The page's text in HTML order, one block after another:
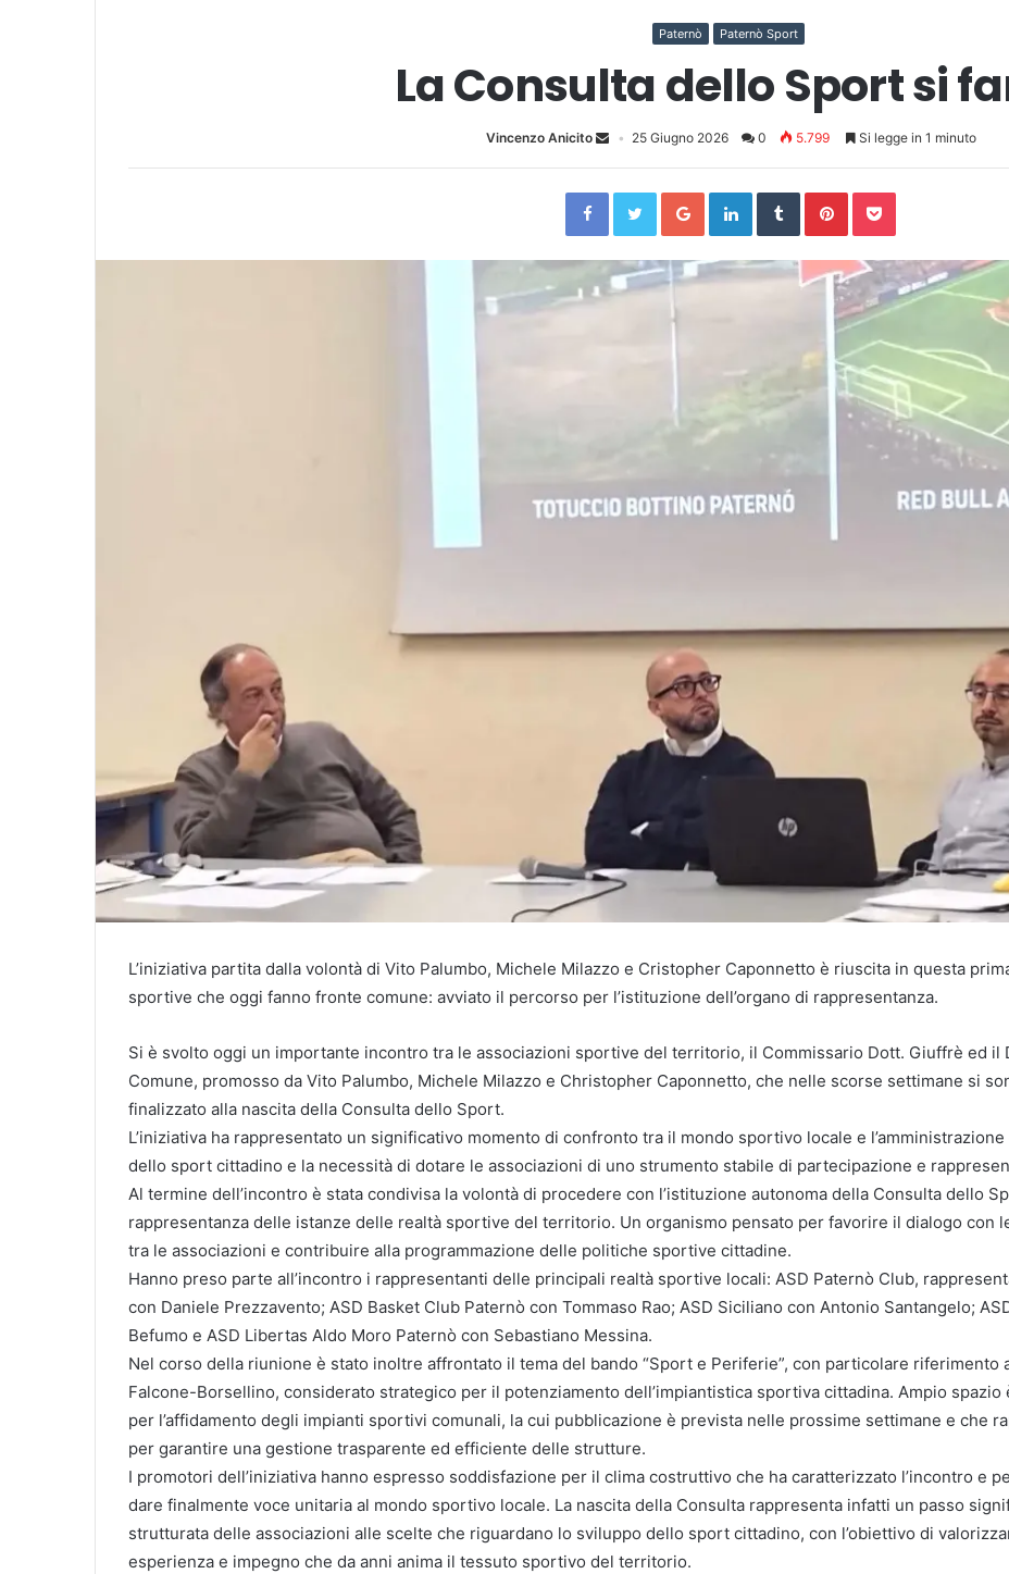
Paternò Paternò Sport
La Consulta dello Sport si
Vincenzo Anicito 25 Giugno 2026 0 5.799 Si legge in 1 minuto
FacebookTwitterGoogle+LinkedInTumblrPinterestPocket
L’iniziativa partita dalla volontà di Vito Palumbo, Michele Milazzo e Cristopher Caponnetto è riuscita in questa
sportive che oggi fanno fronte comune: avviato il percorso per l’istituzione dell’organo di rappresentanza.
Si è svolto oggi un importante incontro tra le associazioni sportive del territorio, il Commissario Dott. Giuffrè ed
Comune, promosso da Vito Palumbo, Michele Milazzo e Christopher Caponnetto, che nelle scorse settimane si
finalizzato alla nascita della Consulta dello Sport.
L’iniziativa ha rappresentato un significativo momento di confronto tra il mondo sportivo locale e
dello sport cittadino e la necessità di dotare le associazioni di uno strumento stabile di partecipazione e
Al termine dell’incontro è stata condivisa la volontà di procedere con l’istituzione autonoma della Consulta dello
rappresentanza delle istanze delle realtà sportive del territorio. Un organismo pensato per favorire il dialogo con
tra le associazioni e contribuire alla programmazione delle politiche sportive cittadine.
Hanno preso parte all’incontro i rappresentanti delle principali realtà sportive locali: ASD Paternò Club,
con Daniele Prezzavento; ASD Basket Club Paternò con Tommaso Rao; ASD Siciliano con Antonio Santangelo;
Befumo e ASD Libertas Aldo Moro Paternò con Sebastiano Messina.
Nel corso della riunione è stato inoltre affrontato il tema del bando “Sport e Periferie”, con particolare
Falcone-Borsellino, considerato strategico per il potenziamento dell’impiantistica sportiva cittadina. Ampio
per l’affidamento degli impianti sportivi comunali, la cui pubblicazione è prevista nelle prossime settimane e che
per garantire una gestione trasparente ed efficiente delle strutture.
I promotori dell’iniziativa hanno espresso soddisfazione per il clima costruttivo che ha caratterizzato l’incontro e
dare finalmente voce unitaria al mondo sportivo locale. La nascita della Consulta rappresenta infatti un passo
strutturata delle associazioni alle scelte che riguardano lo sviluppo dello sport cittadino, con l’obiettivo di
esperienza e impegno che da anni anima il tessuto sportivo del territorio.